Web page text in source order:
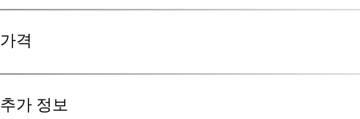
교육 과정의 내용은 다음과 같습니다：
CT 기본
사용자 인터페이스와 데이터 처리
탐색 및 데이터 시각화
분할
없음．
가격
추가 정보